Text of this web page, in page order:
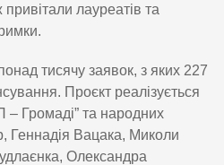
лауреатів та
тисячу заявок, з яких 227
Проєкт реалізується
Громаді” та народних
Геннадія Вацака, Миколи
Олександра